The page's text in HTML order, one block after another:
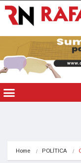
Home POLÍTICA